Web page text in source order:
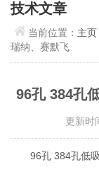
技术文章
当前位置： 主页
瑞纳、赛默飞
96孔 384孔
更新
96孔 384孔低吸